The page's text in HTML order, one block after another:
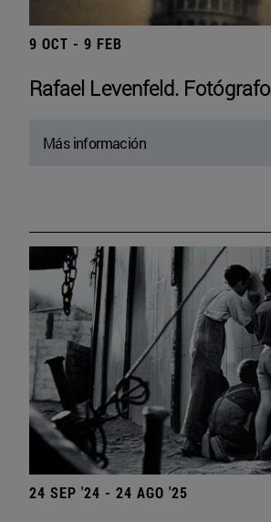
9 OCT - 9 FEB
Rafael Levenfeld. Fotógrafo
Más información
24 SEP '24 - 24 AGO '25